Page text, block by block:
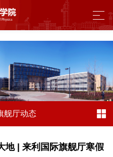
利来(中国区)
舰厅动态
地 | 来利国际旗舰厅寒假